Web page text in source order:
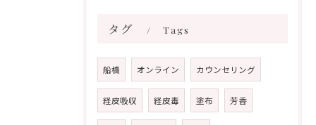
タグ Tags
船橋 オンライン カウンセリング
経皮吸収 経皮毒 塗布 芳香